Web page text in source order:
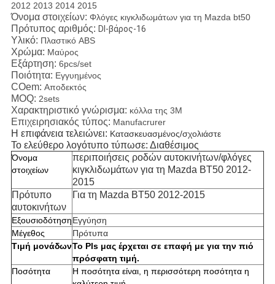
2012 2013 2014 2015
Όνομα στοιχείων: Φλόγες κιγκλιδωμάτων για τη Mazda bt50
Πρότυπος αριθμός: Dl-βάρος-16
Υλικό: Πλαστικό ABS
Χρώμα: Μαύρος
Εξάρτηση: 6pcs/set
Ποιότητα: Εγγυημένος
COem: Αποδεκτός
MOQ: 2sets
Χαρακτηριστικό γνώρισμα: κόλλα της 3M
Επιχειρησιακός τύπος: Manufacrurer
Η επιφάνεια τελειώνει: Κατασκευασμένος/σχολιάστε
Το ελεύθερο λογότυπο τύπωσε: Διαθέσιμος
Όνομα
στοιχείων
περιποιήσεις ροδών αυτοκινήτων/φλόγες
κιγκλιδωμάτων για τη Mazda BT50 2012-
2015
Πρότυπο
αυτοκινήτων
Για τη Mazda BT50 2012-2015
ΕξουσιοδότησηΕγγύηση
Μέγεθος
Πρότυπα
Τιμή μονάδωνΤο Pls μας έρχεται σε επαφή με για την πιό
πρόσφατη τιμή.
Ποσότητα
Η ποσότητα είναι, η περισσότερη ποσότητα η